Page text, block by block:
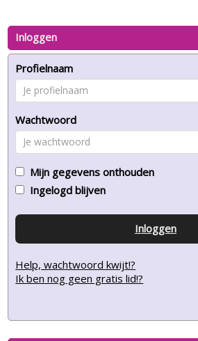
Inloggen
Profielnaam
Wachtwoord
Mijn gegevens onthouden
Ingelogd blijven
Inloggen
Help, wachtwoord kwijt!?
Ik ben nog geen gratis lid!?